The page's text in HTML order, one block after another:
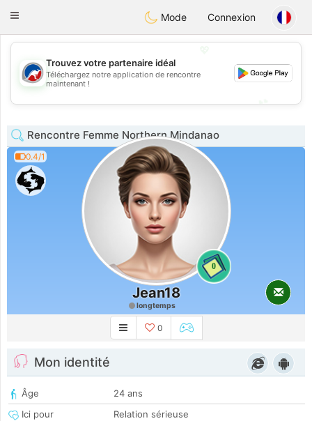
AustraliaChat
Toggle
Mode Connexion
💖
Trouvez votre partenaire idéal
Téléchargez notre application de rencontre
maintenant !
Rencontre Femme Northern Mindanao
0.4/1
0
Jean18
longtemps
0
Mon identité
Âge
24 ans
Ici pour
Relation sérieuse